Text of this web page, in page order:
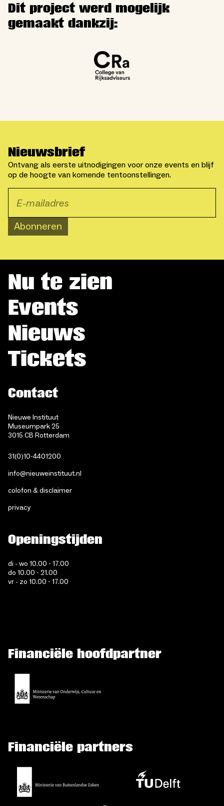
Dit project werd mogelijk
gemaakt dankzij:
Nieuwsbrief
Ontvang als eerste uitnodigingen voor onze events en blijf
op de hoogte van komende tentoonstellingen.
Abonneren
Nu te zien
Events
Nieuws
Tickets
Contact
Nieuwe Instituut
Museumpark 25
3015 CB Rotterdam
31(0)10-4401200
info@nieuweinstituut.nl
colofon & disclaimer
privacy
Openingstijden
di - wo 10.00 - 17.00
do 10.00 - 21.00
vr - zo 10.00 - 17.00
Financiële hoofdpartner
Financiële partners